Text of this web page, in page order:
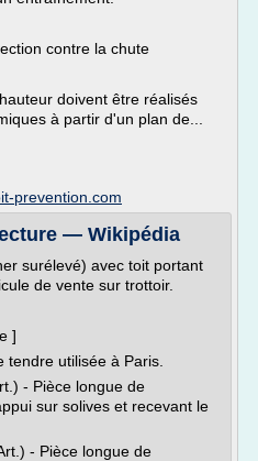
contre la chute
doivent être réalisés
à partir d'un plan de...
prevention.com
— Wikipédia
surélevé) avec toit portant
de vente sur trottoir.
]
utilisée à Paris.
- Pièce longue de
sur solives et recevant le
- Pièce longue de